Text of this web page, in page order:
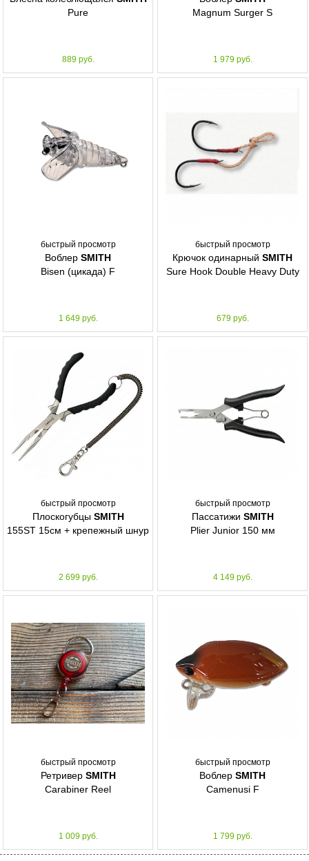
Pure
889 руб.
Magnum Surger S
1 979 руб.
быстрый просмотр
Воблер SMITH
Bisen (цикада) F
1 649 руб.
быстрый просмотр
Крючок одинарный SMITH
Sure Hook Double Heavy Duty
679 руб.
быстрый просмотр
Плоскогубцы SMITH
155ST 15см + крепежный шнур
2 699 руб.
быстрый просмотр
Пассатижи SMITH
Plier Junior 150 мм
4 149 руб.
быстрый просмотр
Ретривер SMITH
Carabiner Reel
1 009 руб.
быстрый просмотр
Воблер SMITH
Camenusi F
1 799 руб.